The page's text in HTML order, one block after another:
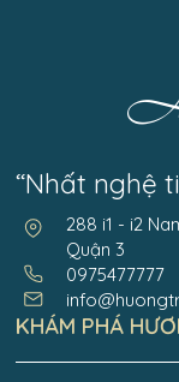
“Nhất nghệ
288 i1 - i2
Quận 3
0975477777
KHÁM PHÁ